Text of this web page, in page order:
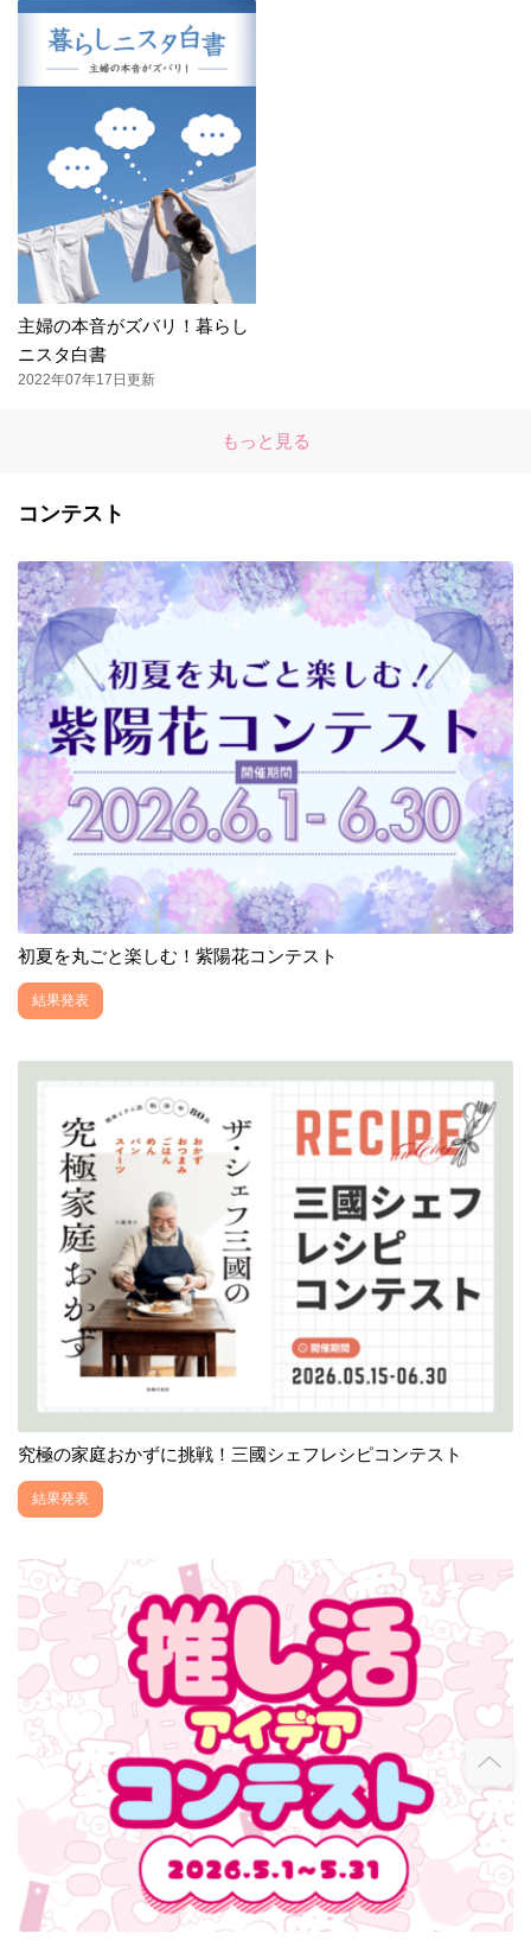
主婦の本音がズバリ！暮らし
ニスタ白書
2022年07年17日更新
もっと見る
コンテスト
初夏を丸ごと楽しむ！紫陽花コンテスト
結果発表
究極の家庭おかずに挑戦！三國シェフレシピコンテスト
結果発表